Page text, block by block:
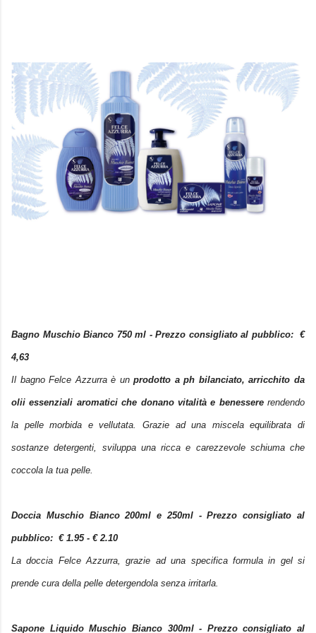
Bagno Muschio Bianco 750 ml - Prezzo consigliato al pubblico: €
4,63
Il bagno Felce Azzurra è unprodotto a ph bilanciato, arricchito da
olii essenziali aromatici che donano vitalità e benessere rendendo
la pelle morbida e vellutata. Grazie ad una miscela equilibrata di
sostanze detergenti, sviluppa una ricca e carezzevole schiuma che
coccola la tua pelle.
Doccia Muschio Bianco 200ml e 250ml - Prezzo consigliato al
pubblico: € 1.95 - € 2.10
La doccia Felce Azzurra, grazie ad una specifica formula in gel si
prende cura della pelle detergendola senza irritarla.
Sapone Liquido Muschio Bianco 300ml - Prezzo consigliato al